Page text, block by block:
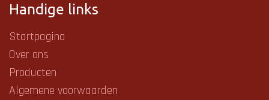
Handige links
Startpagina
Over ons
Producten
Algemene voorwaarden